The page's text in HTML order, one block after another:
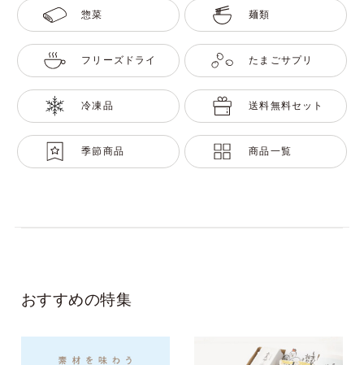
惣菜 麺類
フリーズドライ たまごサプリ
冷凍品 送料無料セット
季節商品 商品一覧
おすすめの特集